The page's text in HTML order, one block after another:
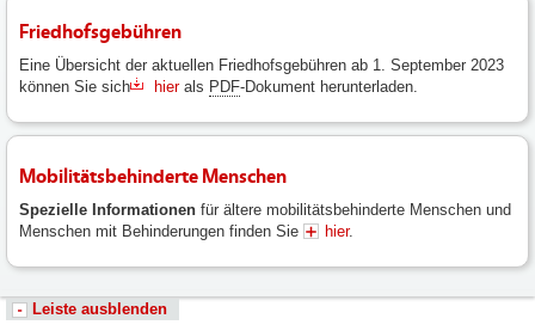
Friedhofsgebühren
Eine Übersicht der aktuellen Friedhofsgebühren ab 1. September 2023
können Sie sich
hierals PDF-Dokument herunterladen.
Mobilitätsbehinderte Menschen
Spezielle Informationen für ältere mobilitätsbehinderte Menschen und
Menschen mit Behinderungen finden Sie
hier.
Leiste ausblenden